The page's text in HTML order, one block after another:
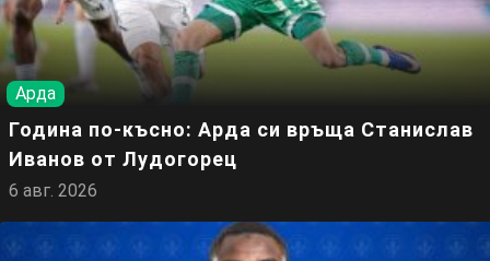
Арда
Година по-късно: Арда си връща Станислав
Иванов от Лудогорец
6 авг. 2026